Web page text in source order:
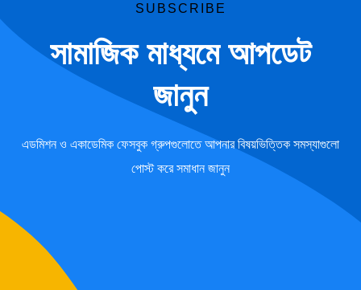
SUBSCRIBE
সামাজিক মাধ্যমে আপডেট
জানুন
এডমিশন ও একাডেমিক ফেসবুক গ্রুপগুলোতে আপনার বিষয়ভিত্তিক সমস্যাগুলো
পোস্ট করে সমাধান জানুন